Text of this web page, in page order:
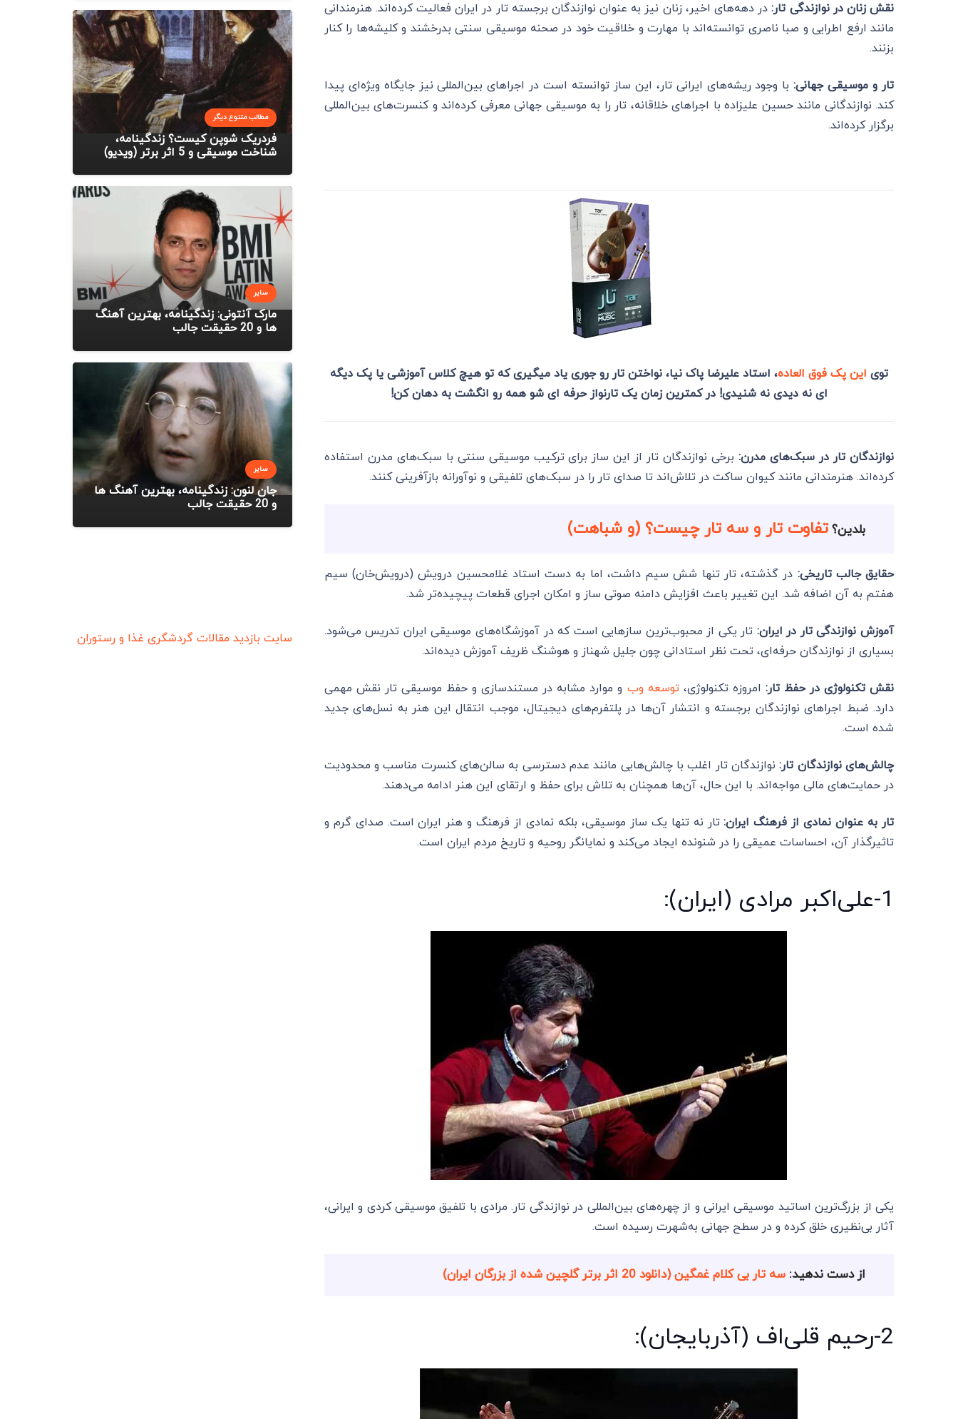
نقش زنان در نوازندگی تار: در دهه‌های اخیر، زنان نیز به عنوان نوازندگان برجسته تار در ایران فعالیت کرده‌اند. هنرمندانی
مانند ارفع اطرایی و صبا ناصری توانسته‌اند با مهارت و خلاقیت خود در صحنه موسیقی سنتی بدرخشند و کلیشه‌ها را کنار
بزنند.
تار و موسیقی جهانی: با وجود ریشه‌های ایرانی تار، این ساز توانسته است در اجراهای بین‌المللی نیز جایگاه ویژه‌ای پیدا
کند. نوازندگانی مانند حسین علیزاده با اجراهای خلاقانه، تار را به موسیقی جهانی معرفی کرده‌اند و کنسرت‌های بین‌المللی
برگزار کرده‌اند.
توی این پک فوق العاده، استاد علیرضا پاک نیا، نواختن تار رو جوری یاد میگیری که تو هیچ کلاس آموزشی یا پک دیگه
ای نه دیدی نه شنیدی! در کمترین زمان یک تارنواز حرفه ای شو همه رو انگشت به دهان کن!
نوازندگان تار در سبک‌های مدرن: برخی نوازندگان تار از این ساز برای ترکیب موسیقی سنتی با سبک‌های مدرن استفاده
کرده‌اند. هنرمندانی مانند کیوان ساکت در تلاش‌اند تا صدای تار را در سبک‌های تلفیقی و نوآورانه بازآفرینی کنند.
بلدین؟تفاوت تار و سه تار چیست؟ (و شباهت)
حقایق جالب تاریخی: در گذشته، تار تنها شش سیم داشت، اما به دست استاد غلامحسین درویش (درویش‌خان) سیم
هفتم به آن اضافه شد. این تغییر باعث افزایش دامنه صوتی ساز و امکان اجرای قطعات پیچیده‌تر شد.
آموزش نوازندگی تار در ایران: تار یکی از محبوب‌ترین سازهایی است که در آموزشگاه‌های موسیقی ایران تدریس می‌شود.
بسیاری از نوازندگان حرفه‌ای، تحت نظر استادانی چون جلیل شهناز و هوشنگ ظریف آموزش دیده‌اند.
نقش تکنولوژی در حفظ تار: امروزه تکنولوژی،توسعه وب و موارد مشابه در مستندسازی و حفظ موسیقی تار نقش مهمی
دارد. ضبط اجراهای نوازندگان برجسته و انتشار آن‌ها در پلتفرم‌های دیجیتال، موجب انتقال این هنر به نسل‌های جدید
شده است.
چالش‌های نوازندگان تار: نوازندگان تار اغلب با چالش‌هایی مانند عدم دسترسی به سالن‌های کنسرت مناسب و محدودیت
در حمایت‌های مالی مواجه‌اند. با این حال، آن‌ها همچنان به تلاش برای حفظ و ارتقای این هنر ادامه می‌دهند.
تار به عنوان نمادی از فرهنگ ایران:تار نه تنها یک ساز موسیقی، بلکه نمادی از فرهنگ و هنر ایران است. صدای گرم و
تاثیرگذار آن، احساسات عمیقی را در شنونده ایجاد می‌کند و نمایانگر روحیه و تاریخ مردم ایران است.
1-علی‌اکبر مرادی (ایران):
یکی از بزرگ‌ترین اساتید موسیقی ایرانی و از چهره‌های بین‌المللی در نوازندگی تار. مرادی با تلفیق موسیقی کردی و ایرانی،
آثار بی‌نظیری خلق کرده و در سطح جهانی به‌شهرت رسیده است.
از دست ندهید: سه تار بی کلام غمگین (دانلود 20 اثر برتر گلچین شده از بزرگان ایران)
2-رحیم قلی‌اف (آذربایجان):
مطالب متنوع دیگر
فردریک شوپن کیست؟ زندگینامه،
شناخت موسیقی و 5 اثر برتر (ویدیو)
سایر
مارک آنتونی: زندگینامه، بهترین آهنگ
ها و 20 حقیقت جالب
سایر
جان لنون: زندگینامه، بهترین آهنگ ها
و 20 حقیقت جالب
سایت بازدید مقالات گردشگری غذا و رستوران